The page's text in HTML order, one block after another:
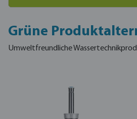
Grüne
Umweltfreundliche